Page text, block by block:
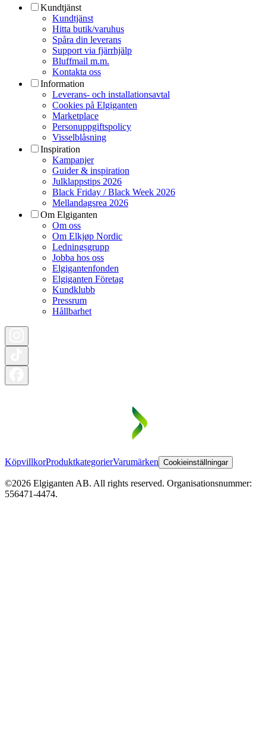
Kundtjänst
Kundtjänst
Hitta butik/varuhus
Spåra din leverans
Support via fjärrhjälp
Bluffmail m.m.
Kontakta oss
Information
Leverans- och installationsavtal
Cookies på Elgiganten
Marketplace
Personuppgiftspolicy
Visselblåsning
Inspiration
Kampanjer
Guider & inspiration
Julklappstips 2026
Black Friday / Black Week 2026
Mellandagsrea 2026
Om Elgiganten
Om oss
Om Elkjøp Nordic
Ledningsgrupp
Jobba hos oss
Elgigantenfonden
Elgiganten Företag
Kundklubb
Pressrum
Hållbarhet
KöpvillkorProduktkategorierVarumärken Cookieinställningar
©2026 Elgiganten AB. All rights reserved. Organisationsnummer:
556471-4474.